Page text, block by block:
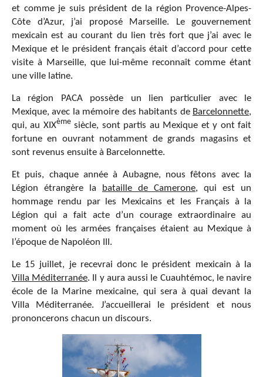
et comme je suis président de la région Provence-Alpes-
Côte d’Azur, j’ai proposé Marseille. Le gouvernement
mexicain est au courant du lien très fort que j’ai avec le
Mexique et le président français était d’accord pour cette
visite à Marseille, que lui-même reconnaît comme étant
une ville latine.
La région PACA possède un lien particulier avec le
Mexique, avec la mémoire des habitants de Barcelonnette,
qui, au XIXèmesiècle, sont partis au Mexique et y ont fait
fortune en ouvrant notamment de grands magasins et
sont revenus ensuite à Barcelonnette.
Et puis, chaque année à Aubagne, nous fêtons avec la
Légion étrangère la
bataille de Camerone, qui est un
hommage rendu par les Mexicains et les Français à la
Légion qui a fait acte d’un courage extraordinaire au
moment où les armées françaises étaient au Mexique à
l’époque de Napoléon III.
Le 15 juillet, je recevrai donc le président mexicain à la
Villa Méditerranée. Il y aura aussi le Cuauhtémoc, le navire
école de la Marine mexicaine, qui sera à quai devant la
Villa Méditerranée. J’accueillerai le président et nous
prononcerons chacun un discours.